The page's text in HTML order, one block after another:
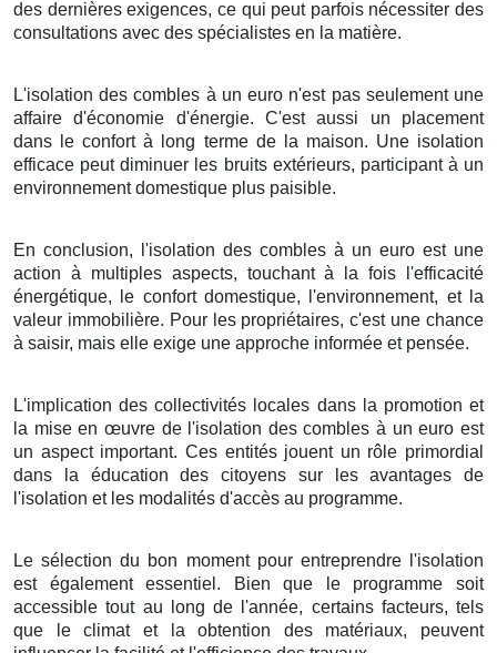
des dernières exigences, ce qui peut parfois nécessiter des
consultations avec des spécialistes en la matière.
L'isolation des combles à un euro n'est pas seulement une
affaire d'économie d'énergie. C'est aussi un placement
dans le confort à long terme de la maison. Une isolation
efficace peut diminuer les bruits extérieurs, participant à un
environnement domestique plus paisible.
En conclusion, l'isolation des combles à un euro est une
action à multiples aspects, touchant à la fois l'efficacité
énergétique, le confort domestique, l'environnement, et la
valeur immobilière. Pour les propriétaires, c'est une chance
à saisir, mais elle exige une approche informée et pensée.
L'implication des collectivités locales dans la promotion et
la mise en œuvre de l'isolation des combles à un euro est
un aspect important. Ces entités jouent un rôle primordial
dans la éducation des citoyens sur les avantages de
l'isolation et les modalités d'accès au programme.
Le sélection du bon moment pour entreprendre l'isolation
est également essentiel. Bien que le programme soit
accessible tout au long de l'année, certains facteurs, tels
que le climat et la obtention des matériaux, peuvent